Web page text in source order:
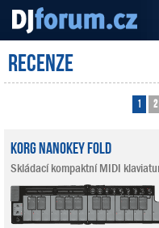
Server o DJ technice a DJingu
Recenze
1 2
KORG nanoKEY Fold
Skládací kompaktní MIDI